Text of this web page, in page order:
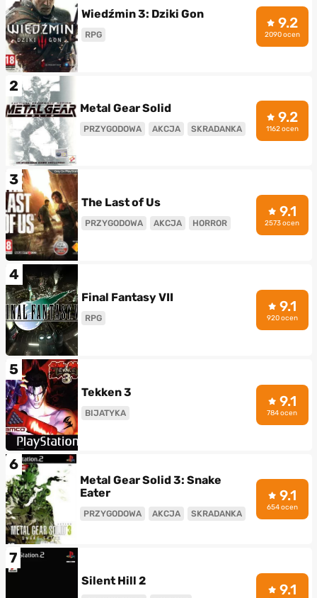
Wiedźmin 3: Dziki Gon
RPG
9.2
2090 ocen
2
Metal Gear Solid
PRZYGODOWA AKCJA SKRADANKA
9.2
1162 ocen
3
The Last of Us
PRZYGODOWA AKCJA HORROR
9.1
2573 ocen
4
Final Fantasy VII
RPG
9.1
920 ocen
5
Tekken 3
BIJATYKA
9.1
784 ocen
6
Metal Gear Solid 3: Snake
Eater
PRZYGODOWA AKCJA SKRADANKA
9.1
654 ocen
7
Silent Hill 2 9.1